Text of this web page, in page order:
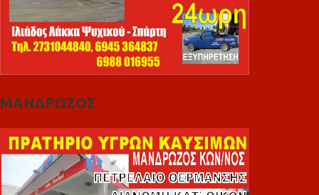
ΜΑΝΔΡΩΖΟΣ